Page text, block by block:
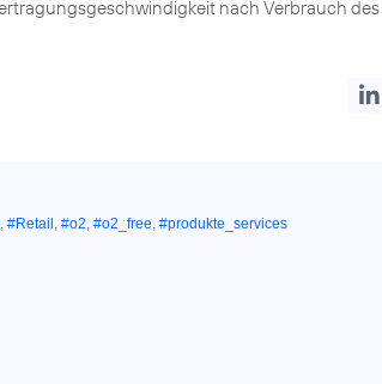
nach Verbrauch
, #Retail , #o2, #o2_free, #produkte_services